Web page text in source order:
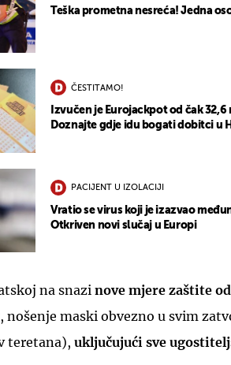
Teška prometna nesreća! Jedna
ČESTITAMO!
Izvučen je Eurojackpot od čak
Doznajte gdje idu bogati dobitci u
PACIJENT U IZOLACIJI
Vratio se virus koji je izazvao
Otkriven novi slučaj u Europi
na snazi nove mjere zaštite
nošenje maski obvezno u svim
teretana), uključujući sve